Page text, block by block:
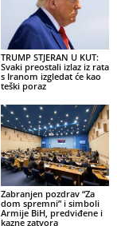
TRUMP STJERAN U KUT:
Svaki preostali izlaz iz rata
s Iranom izgledat će kao
teški poraz
Zabranjen pozdrav “Za
dom spremni” i simboli
Armije BiH, predviđene i
kazne zatvora